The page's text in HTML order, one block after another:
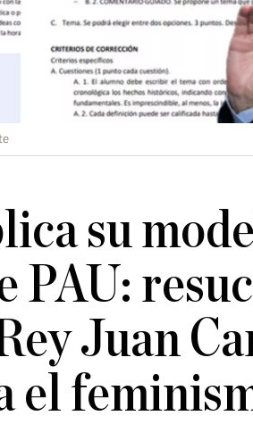
su
PAU:
Juan
el